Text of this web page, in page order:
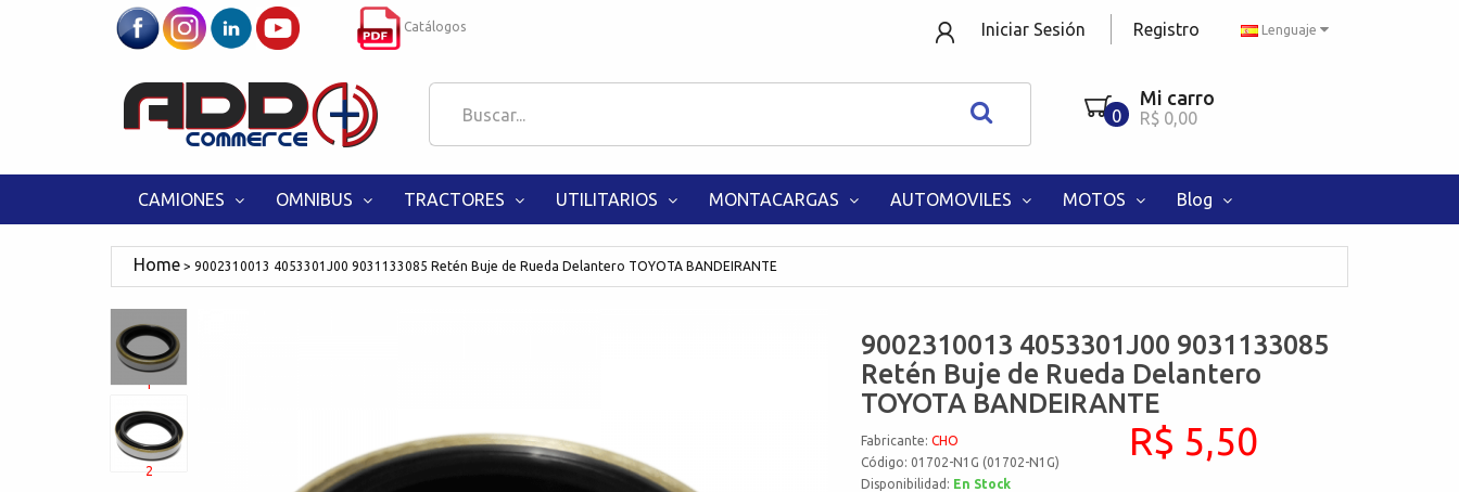
Lenguaje
Catálogos Iniciar Sesión Registro
0
Mi carro
R$ 0,00
CAMIONES OMNIBUS TRACTORES UTILITARIOS MONTACARGAS AUTOMOVILES MOTOS Blog
9002310013 4053301J00 9031133085 Retén Buje de Rueda Delantero TOYOTA BANDEIRANTE
1
2
9002310013 4053301J00 9031133085
Retén Buje de Rueda Delantero
TOYOTA BANDEIRANTE
Fabricante:CHO
Código: 01702-N1G (01702-N1G)
Disponibilidad: En Stock
R$ 5,50